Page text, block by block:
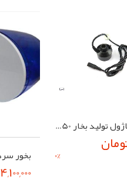
4,100,000 تومان
بخارساز ماژول تولید بخار 550 میلی
0%